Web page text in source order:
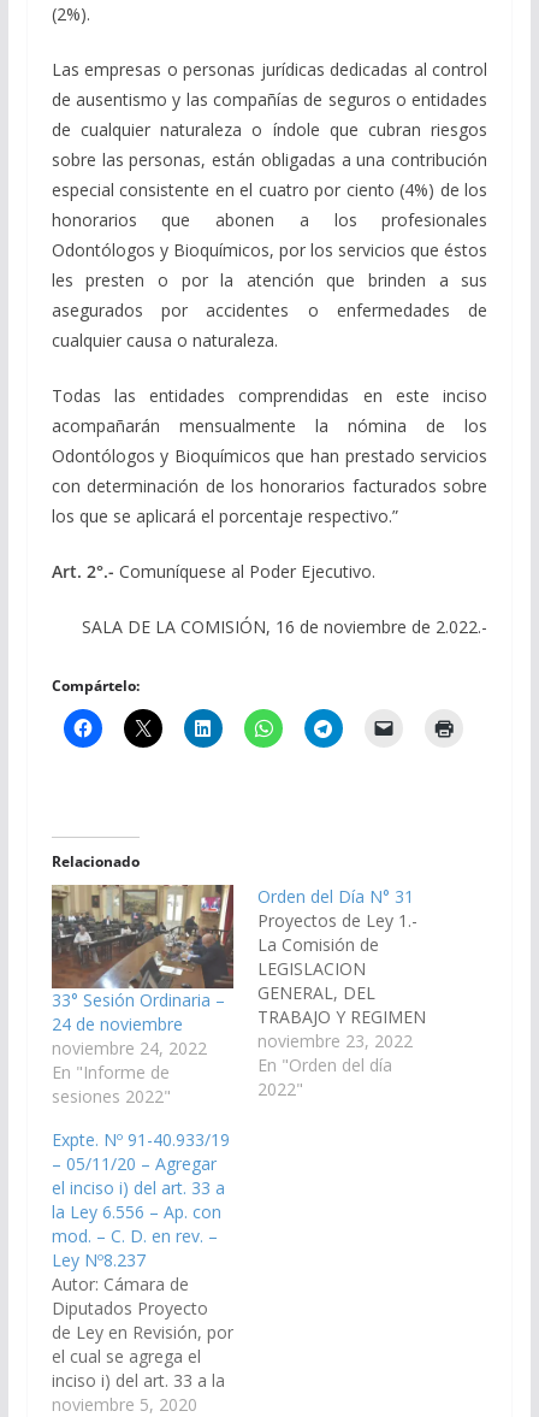
(2%).
Las empresas o personas jurídicas dedicadas al control
de ausentismo y las compañías de seguros o entidades
de cualquier naturaleza o índole que cubran riesgos
sobre las personas, están obligadas a una contribución
especial consistente en el cuatro por ciento (4%) de los
honorarios que abonen a los profesionales
Odontólogos y Bioquímicos, por los servicios que éstos
les presten o por la atención que brinden a sus
asegurados por accidentes o enfermedades de
cualquier causa o naturaleza.
Todas las entidades comprendidas en este inciso
acompañarán mensualmente la nómina de los
Odontólogos y Bioquímicos que han prestado servicios
con determinación de los honorarios facturados sobre
los que se aplicará el porcentaje respectivo.”
Art. 2°.- Comuníquese al Poder Ejecutivo.
SALA DE LA COMISIÓN, 16 de noviembre de 2.022.-
Compártelo:
Relacionado
33° Sesión Ordinaria –
24 de noviembre
noviembre 24, 2022
En "Informe de
sesiones 2022"
Orden del Día N° 31
Proyectos de Ley 1.-
La Comisión de
LEGISLACION
GENERAL, DEL
TRABAJO Y REGIMEN
PREVISIONAL ha
considerado el
proyecto de Ley de los
noviembre 23, 2022
En "Orden del día
2022"
Expte. Nº 91-40.933/19
– 05/11/20 – Agregar
el inciso i) del art. 33 a
la Ley 6.556 – Ap. con
mod. – C. D. en rev. –
Ley Nº8.237
Autor: Cámara de
Diputados Proyecto
de Ley en Revisión, por
el cual se agrega el
inciso i) del art. 33 a la
Ley 6.556 “Caja de
noviembre 5, 2020